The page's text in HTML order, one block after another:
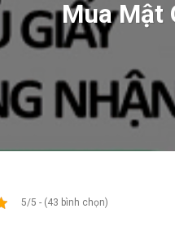
Mua Mật
5/5 - (43 bình chọn)